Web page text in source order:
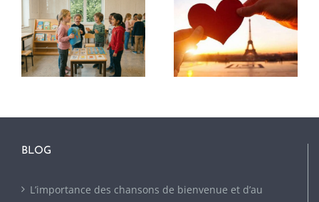
BLOG
L’importance des chansons de bienvenue et d’au